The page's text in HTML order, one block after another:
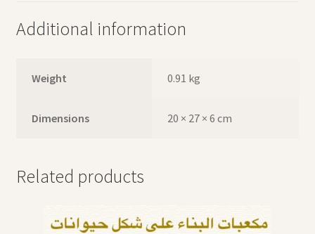
Additional information
Weight 0.91 kg
Dimensions 20 × 27 × 6 cm
Related products